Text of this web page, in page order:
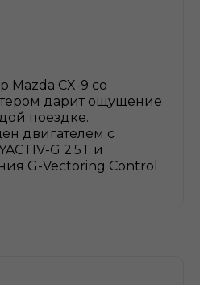
CX-9 со
дарит ощущение
поездке.
двигателем с
G 2.5T и
G-Vectoring Control